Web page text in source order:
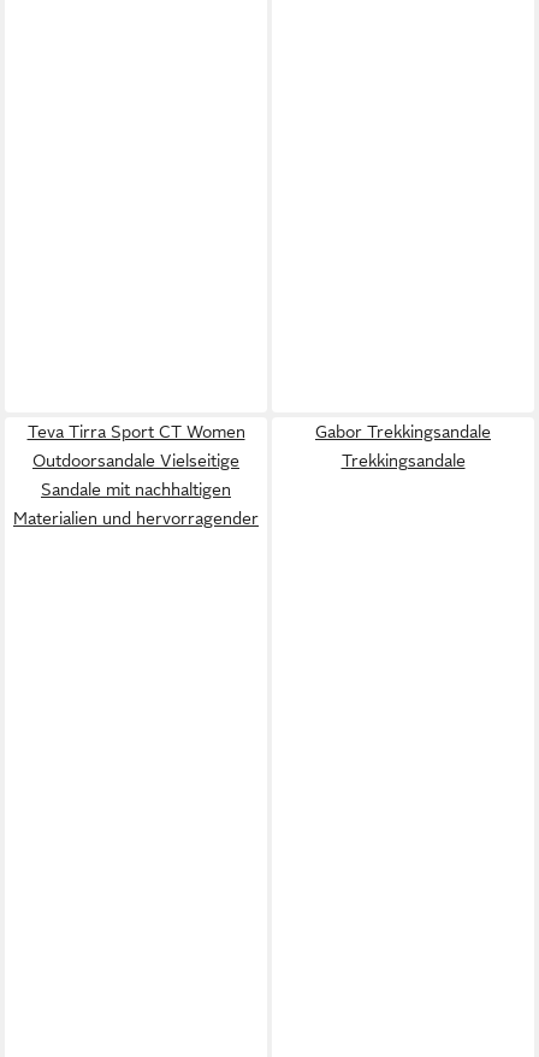
Teva Tirra Sport CT Women
Outdoorsandale Vielseitige
Sandale mit nachhaltigen
Materialien und hervorragender
Gabor Trekkingsandale
Trekkingsandale